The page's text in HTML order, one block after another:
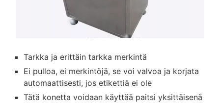
Tarkka ja erittäin tarkka merkintä
Ei pulloa, ei merkintöjä, se voi valvoa ja korjata
automaattisesti, jos etikettiä ei ole
Tätä konetta voidaan käyttää paitsi yksittäisenä